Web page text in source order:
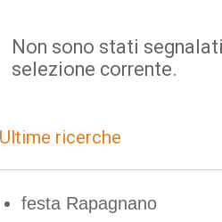
Non sono stati
selezione corrente.
Ultime ricerche
festa Rapagnano